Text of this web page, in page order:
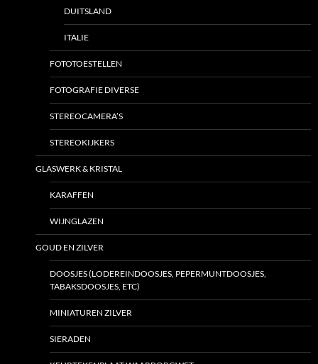
DUITSLAND
ITALIE
FOTOTOESTELLEN
FOTOGRAFIE DIVERSE
STEREOCAMERA’S
STEREOKIJKERS
GLASWERK & KRISTAL
KARAFFEN
WIJNGLAZEN
GOUD EN ZILVER
DOOSJES (LODEREINDOOSJES, PEPERMUNTDOOSJES,
TABAKSDOOSJES, ETC)
MINIATUREN ZILVER
SIERADEN